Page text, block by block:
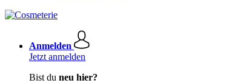
Anmelden
Jetzt anmelden
Bist du neu hier?